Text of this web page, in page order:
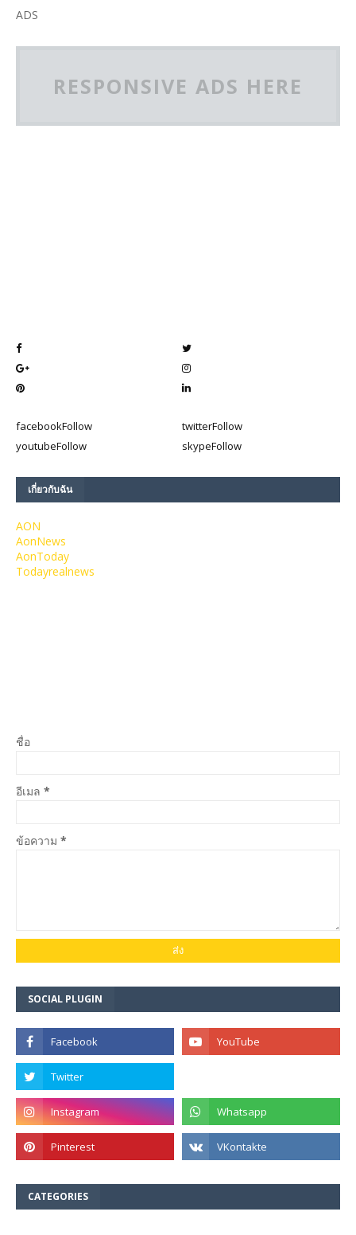
ADS
RESPONSIVE ADS HERE
facebookFollow twitterFollow
youtubeFollow skypeFollow
เกี่ยวกับฉัน
AON
AonNews
AonToday
Todayrealnews
ชื่อ
อีเมล *
ข้อความ *
SOCIAL PLUGIN
CATEGORIES